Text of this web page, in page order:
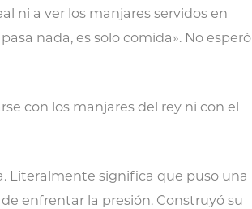
ni a ver los manjares servidos en
nada, es solo comida». No esperó
con los manjares del rey ni con el
Literalmente significa que puso una
enfrentar la presión. Construyó su